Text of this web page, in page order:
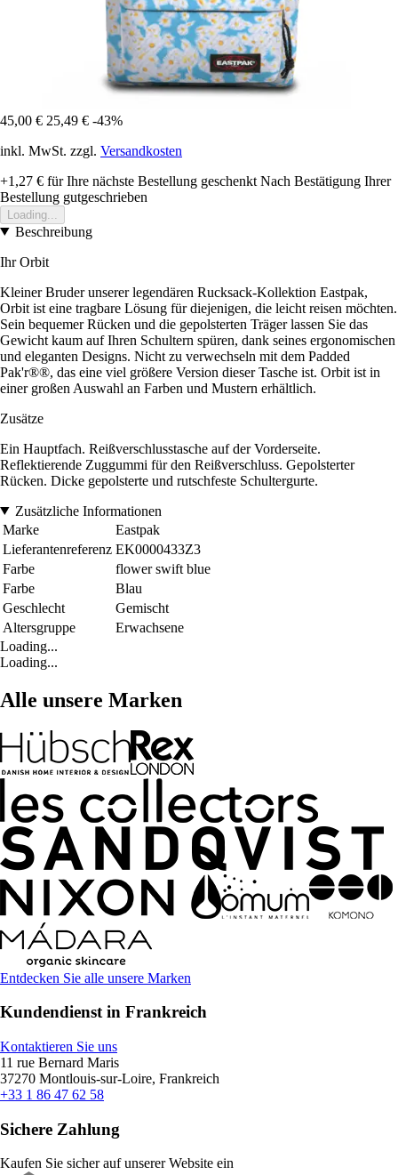
45,00 € 25,49 € -43%
inkl. MwSt. zzgl. Versandkosten
+1,27 € für Ihre nächste Bestellung geschenkt Nach Bestätigung Ihrer
Bestellung gutgeschrieben
Loading...
Beschreibung
Ihr Orbit
Kleiner Bruder unserer legendären Rucksack-Kollektion Eastpak,
Orbit ist eine tragbare Lösung für diejenigen, die leicht reisen möchten.
Sein bequemer Rücken und die gepolsterten Träger lassen Sie das
Gewicht kaum auf Ihren Schultern spüren, dank seines ergonomischen
und eleganten Designs. Nicht zu verwechseln mit dem Padded
Pak'r®®, das eine viel größere Version dieser Tasche ist. Orbit ist in
einer großen Auswahl an Farben und Mustern erhältlich.
Zusätze
Ein Hauptfach. Reißverschlusstasche auf der Vorderseite.
Reflektierende Zuggummi für den Reißverschluss. Gepolsterter
Rücken. Dicke gepolsterte und rutschfeste Schultergurte.
Zusätzliche Informationen
Marke
Eastpak
Lieferantenreferenz EK0000433Z3
Farbe
flower swift blue
Farbe
Blau
Geschlecht
Gemischt
Altersgruppe
Erwachsene
Loading...
Loading...
Alle unsere Marken
Entdecken Sie alle unsere Marken
Kundendienst in Frankreich
Kontaktieren Sie uns
11 rue Bernard Maris
37270 Montlouis-sur-Loire, Frankreich
+33 1 86 47 62 58
Sichere Zahlung
Kaufen Sie sicher auf unserer Website ein